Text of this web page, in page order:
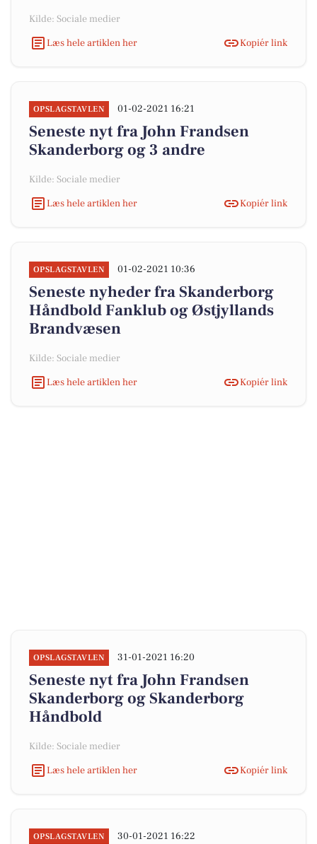
Kilde: Sociale medier
Læs hele artiklen her
Kopiér link
OPSLAGSTAVLEN 01-02-2021 16:21
Seneste nyt fra John Frandsen
Skanderborg og 3 andre
Kilde: Sociale medier
Læs hele artiklen her
Kopiér link
OPSLAGSTAVLEN 01-02-2021 10:36
Seneste nyheder fra Skanderborg
Håndbold Fanklub og Østjyllands
Brandvæsen
Kilde: Sociale medier
Læs hele artiklen her
Kopiér link
OPSLAGSTAVLEN 31-01-2021 16:20
Seneste nyt fra John Frandsen
Skanderborg og Skanderborg
Håndbold
Kilde: Sociale medier
Læs hele artiklen her
Kopiér link
OPSLAGSTAVLEN 30-01-2021 16:22